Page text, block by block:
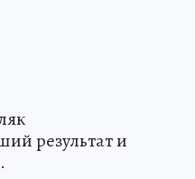
результат и